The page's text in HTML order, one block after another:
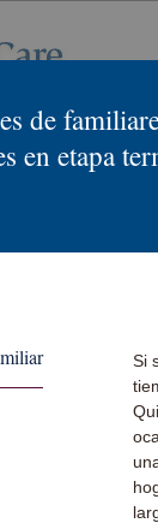
de
en etapa
Si